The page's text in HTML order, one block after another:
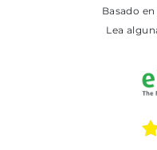
basado en
Lea algunas de las opiniones